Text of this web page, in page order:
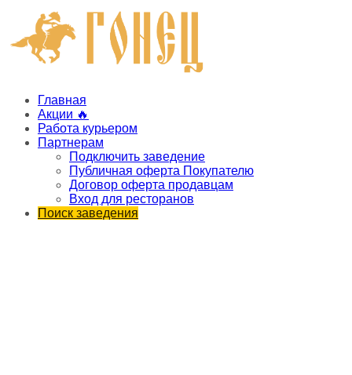
Главная
Акции 🔥
Работа курьером
Партнерам
Подключить заведение
Публичная оферта Покупателю
Договор оферта продавцам
Вход для ресторанов
Поиск заведения